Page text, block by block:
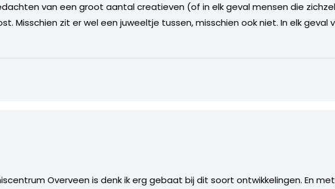
van een groot aantal creatieven (of in elk geval mensen die
Misschien zit er wel een juweeltje tussen, misschien ook niet. In elk geval
Overveen is denk ik erg gebaat bij dit soort ontwikkelingen. En